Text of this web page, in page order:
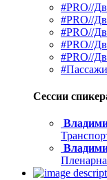
#PRO//
#PRO//
#PRO//
#PRO//
#PRO//
Сессии